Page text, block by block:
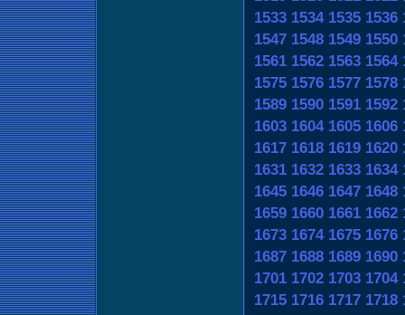
1533 1534 1535 1536
1547 1548 1549 1550
1561 1562 1563 1564
1575 1576 1577 1578
1589 1590 1591 1592
1603 1604 1605 1606
1617 1618 1619 1620
1631 1632 1633 1634
1645 1646 1647 1648
1659 1660 1661 1662
1673 1674 1675 1676
1687 1688 1689 1690
1701 1702 1703 1704
1715 1716 1717 1718